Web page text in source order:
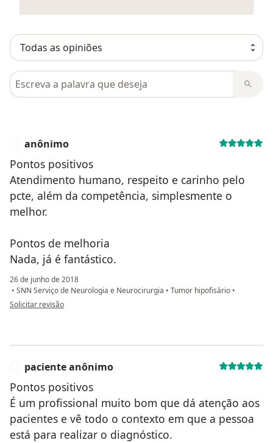
Pesquisar em opiniões
anônimo
Pontos positivos
Atendimento humano, respeito e carinho pelo
pcte, além da competência, simplesmente o
melhor.
Pontos de melhoria
Nada, já é fantástico.
26 de junho de 2018
• SNN Serviço de Neurologia e Neurocirurgia • Tumor hipofisário •
na opinião do utilizador anônimo
Solicitar revisão
paciente anônimo
Pontos positivos
É um profissional muito bom que dá atenção aos
pacientes e vê todo o contexto em que a pessoa
está para realizar o diagnóstico.